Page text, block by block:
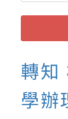
轉知
學辦